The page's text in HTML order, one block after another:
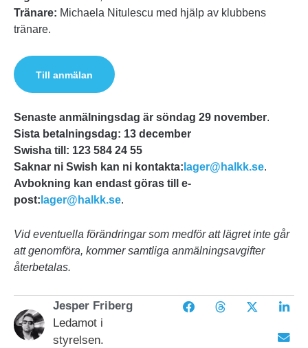
Tränare: Michaela Nitulescu med hjälp av klubbens
tränare.
Till anmälan
Senaste anmälningsdag är söndag 29 november.
Sista betalningsdag: 13 december
Swisha till: 123 584 24 55
Saknar ni Swish kan ni kontakta: lager@halkk.se.
Avbokning kan endast göras till e-
post: lager@halkk.se.
Vid eventuella förändringar som medför att lägret inte går
att genomföra, kommer samtliga anmälningsavgifter
återbetalas.
Jesper Friberg
Ledamot i
styrelsen.